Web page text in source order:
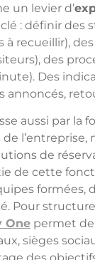
un levier d’
: définir des
recueillir),
des
Des
annoncés,
aussi par
de
de cette
formées,
Pour
One permet de
sièges